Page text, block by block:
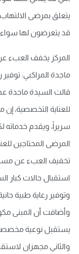
يتعلق بمرضى
قد يتعرضون لها سواء
المركز يخفف
ماجدة المراكبي:
قالت السيدة ماجدة
المرضى المحتاجين
تخفيف العبء عن
استقبال حالات كبار
وتوفير رعاية طبية
وأضافت أن المبنى
يستقبل نوعية مخصصة
والثاني مجهزان